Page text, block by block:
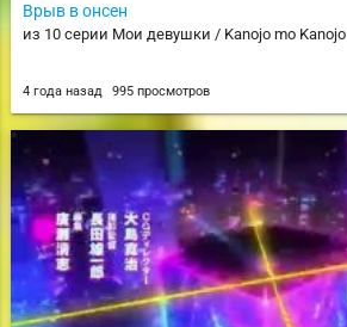
Врыв в онсен
из 10 серии Мои девушки / Kanojo mo Kanojo
4 года назад 995 просмотров